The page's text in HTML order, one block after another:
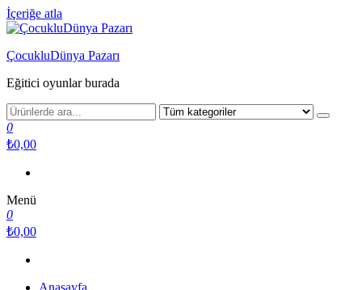
İçeriğe atla
ÇocukluDünya Pazarı
Eğitici oyunlar burada
0
₺0,00
Menü
0
₺0,00
Anasayfa